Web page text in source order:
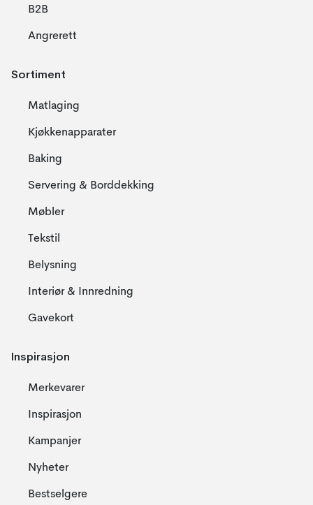
B2B
Angrerett
Sortiment
Matlaging
Kjøkkenapparater
Baking
Servering & Borddekking
Møbler
Tekstil
Belysning
Interiør & Innredning
Gavekort
Inspirasjon
Merkevarer
Inspirasjon
Kampanjer
Nyheter
Bestselgere